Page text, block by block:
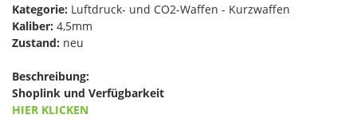
Kategorie: Luftdruck- und CO2-Waffen - Kurzwaffen
Kaliber: 4,5mm
Zustand: neu
Beschreibung:
Shoplink und Verfügbarkeit
HIER KLICKEN